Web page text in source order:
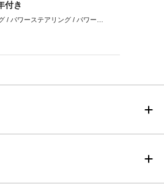
付き
/ パワーステアリング / パワーウ